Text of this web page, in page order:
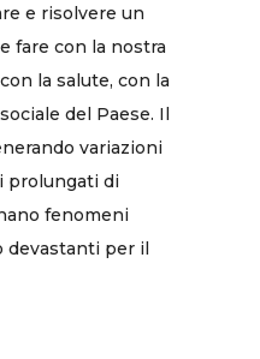
e risolvere un
fare con la nostra
la salute, con la
del Paese. Il
variazioni
prolungati di
fenomeni
devastanti per il